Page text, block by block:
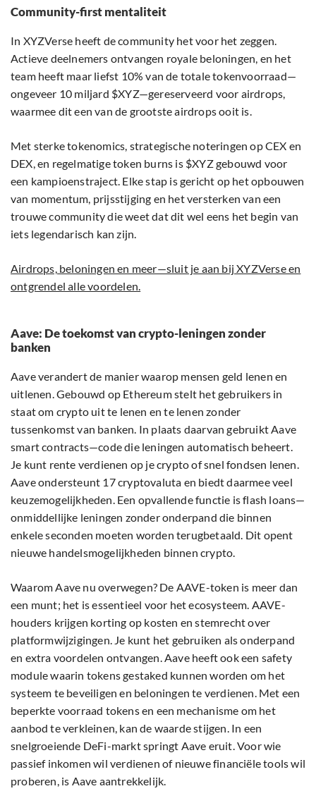
Community-first mentaliteit
In XYZVerse heeft de community het voor het zeggen.
Actieve deelnemers ontvangen royale beloningen, en het
team heeft maar liefst 10% van de totale tokenvoorraad—
ongeveer 10 miljard $XYZ—gereserveerd voor airdrops,
waarmee dit een van de grootste airdrops ooit is.
Met sterke tokenomics, strategische noteringen op CEX en
DEX, en regelmatige token burns is $XYZ gebouwd voor
een kampioenstraject. Elke stap is gericht op het opbouwen
van momentum, prijsstijging en het versterken van een
trouwe community die weet dat dit wel eens het begin van
iets legendarisch kan zijn.
Airdrops, beloningen en meer—sluit je aan bij XYZVerse en
ontgrendel alle voordelen.
Aave: De toekomst van crypto-leningen zonder
banken
Aave verandert de manier waarop mensen geld lenen en
uitlenen. Gebouwd op Ethereum stelt het gebruikers in
staat om crypto uit te lenen en te lenen zonder
tussenkomst van banken. In plaats daarvan gebruikt Aave
smart contracts—code die leningen automatisch beheert.
Je kunt rente verdienen op je crypto of snel fondsen lenen.
Aave ondersteunt 17 cryptovaluta en biedt daarmee veel
keuzemogelijkheden. Een opvallende functie is flash loans—
onmiddellijke leningen zonder onderpand die binnen
enkele seconden moeten worden terugbetaald. Dit opent
nieuwe handelsmogelijkheden binnen crypto.
Waarom Aave nu overwegen? De AAVE-token is meer dan
een munt; het is essentieel voor het ecosysteem. AAVE-
houders krijgen korting op kosten en stemrecht over
platformwijzigingen. Je kunt het gebruiken als onderpand
en extra voordelen ontvangen. Aave heeft ook een safety
module waarin tokens gestaked kunnen worden om het
systeem te beveiligen en beloningen te verdienen. Met een
beperkte voorraad tokens en een mechanisme om het
aanbod te verkleinen, kan de waarde stijgen. In een
snelgroeiende DeFi-markt springt Aave eruit. Voor wie
passief inkomen wil verdienen of nieuwe financiële tools wil
proberen, is Aave aantrekkelijk.